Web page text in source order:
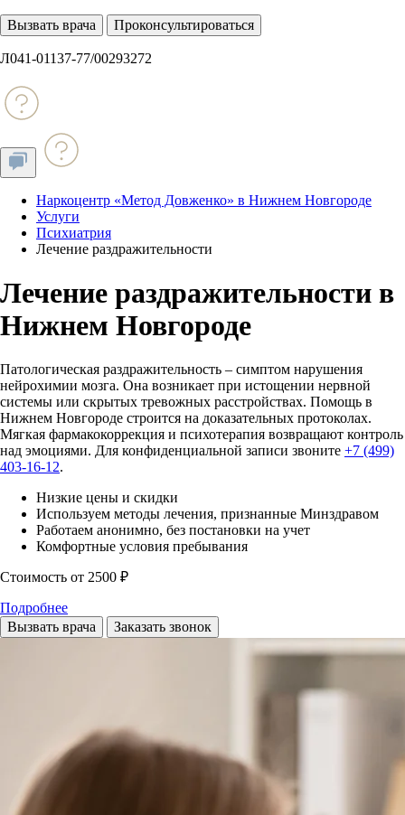
Вызвать врача Проконсультироваться
Л041-01137-77/00293272
Наркоцентр «Метод Довженко» в Нижнем Новгороде
Услуги
Психиатрия
Лечение раздражительности
Лечение раздражительности в
Нижнем Новгороде
Патологическая раздражительность – симптом нарушения
нейрохимии мозга. Она возникает при истощении нервной
системы или скрытых тревожных расстройствах. Помощь в
Нижнем Новгороде строится на доказательных протоколах.
Мягкая фармакокоррекция и психотерапия возвращают контроль
над эмоциями. Для конфиденциальной записи звоните +7 (499)
403-16-12.
Низкие цены и скидки
Используем методы лечения, признанные Минздравом
Работаем анонимно, без постановки на учет
Комфортные условия пребывания
Стоимость от 2500 ₽
Подробнее
Вызвать врача
Заказать звонок